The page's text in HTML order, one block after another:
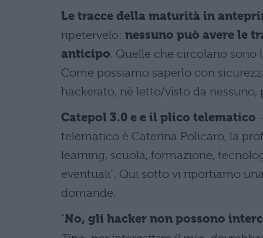
Le tracce della maturità in
ripetervelo: nessuno può avere le
anticipo. Quelle che circolano
Come possiamo saperlo con
hackerato, nè letto/visto da
Catepol 3.0 e e il plico telematico
telematico è Caterina Policaro, la
learning, scuola, formazione,
eventuali". Qui sotto vi riportiamo
domande.
"No, gli hacker non possono